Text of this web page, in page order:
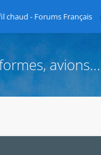
chaud - Forums Français
avions...